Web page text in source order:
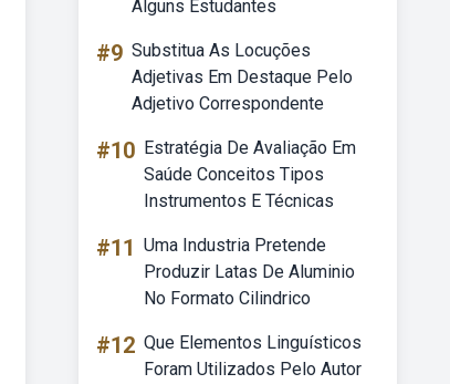
Alguns Estudantes
#9 Substitua As Locuções
Adjetivas Em Destaque Pelo
Adjetivo Correspondente
#10 Estratégia De Avaliação Em
Saúde Conceitos Tipos
Instrumentos E Técnicas
#11 Uma Industria Pretende
Produzir Latas De Aluminio
No Formato Cilindrico
#12 Que Elementos Linguísticos
Foram Utilizados Pelo Autor